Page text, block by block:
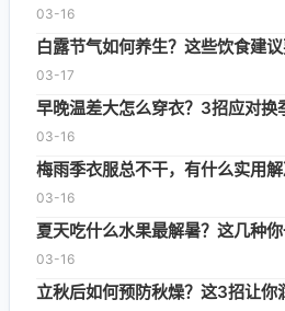
03-16
白露节气如何养生？这些饮食建
03-17
早晚温差大怎么穿衣？3招应对换
03-16
梅雨季衣服总不干，有什么实用解
03-16
夏天吃什么水果最解暑？这几种
03-16
立秋后如何预防秋燥？这3招让你